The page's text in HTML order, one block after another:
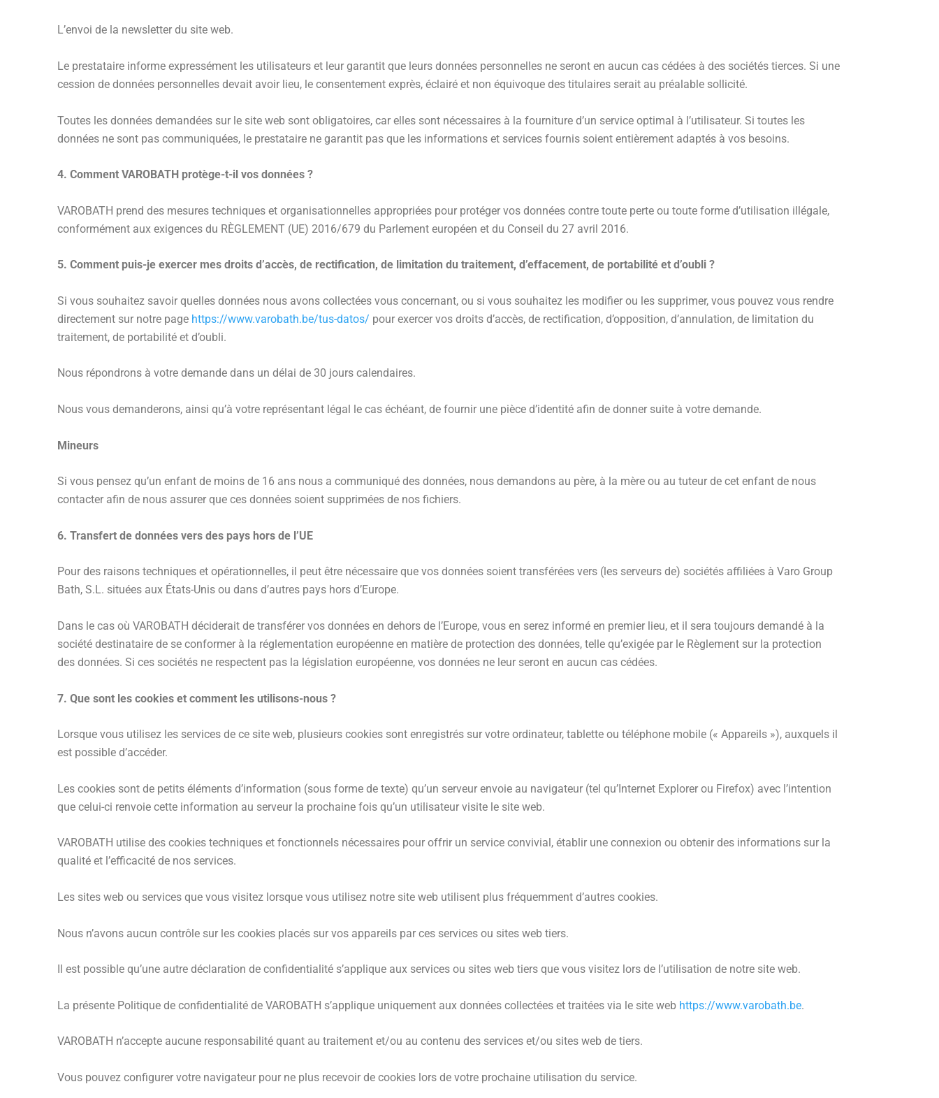
L’envoi de la newsletter du site web.
Le prestataire informe expressément les utilisateurs et leur garantit que leurs données personnelles ne seront en aucun cas cédées à des sociétés tierces. Si une
cession de données personnelles devait avoir lieu, le consentement exprès, éclairé et non équivoque des titulaires serait au préalable sollicité.
Toutes les données demandées sur le site web sont obligatoires, car elles sont nécessaires à la fourniture d’un service optimal à l’utilisateur. Si toutes les
données ne sont pas communiquées, le prestataire ne garantit pas que les informations et services fournis soient entièrement adaptés à vos besoins.
4. Comment VAROBATH protège-t-il vos données ?
VAROBATH prend des mesures techniques et organisationnelles appropriées pour protéger vos données contre toute perte ou toute forme d’utilisation illégale,
conformément aux exigences du RÈGLEMENT (UE) 2016/679 du Parlement européen et du Conseil du 27 avril 2016.
5. Comment puis-je exercer mes droits d’accès, de rectification, de limitation du traitement, d’effacement, de portabilité et d’oubli ?
Si vous souhaitez savoir quelles données nous avons collectées vous concernant, ou si vous souhaitez les modifier ou les supprimer, vous pouvez vous rendre
directement sur notre page https://www.varobath.be/tus-datos/ pour exercer vos droits d’accès, de rectification, d’opposition, d’annulation, de limitation du
traitement, de portabilité et d’oubli.
Nous répondrons à votre demande dans un délai de 30 jours calendaires.
Nous vous demanderons, ainsi qu’à votre représentant légal le cas échéant, de fournir une pièce d’identité afin de donner suite à votre demande.
Mineurs
Si vous pensez qu’un enfant de moins de 16 ans nous a communiqué des données, nous demandons au père, à la mère ou au tuteur de cet enfant de nous
contacter afin de nous assurer que ces données soient supprimées de nos fichiers.
6. Transfert de données vers des pays hors de l’UE
Pour des raisons techniques et opérationnelles, il peut être nécessaire que vos données soient transférées vers (les serveurs de) sociétés affiliées à Varo Group
Bath, S.L. situées aux États-Unis ou dans d’autres pays hors d’Europe.
Dans le cas où VAROBATH déciderait de transférer vos données en dehors de l’Europe, vous en serez informé en premier lieu, et il sera toujours demandé à la
société destinataire de se conformer à la réglementation européenne en matière de protection des données, telle qu’exigée par le Règlement sur la protection
des données. Si ces sociétés ne respectent pas la législation européenne, vos données ne leur seront en aucun cas cédées.
7. Que sont les cookies et comment les utilisons-nous ?
Lorsque vous utilisez les services de ce site web, plusieurs cookies sont enregistrés sur votre ordinateur, tablette ou téléphone mobile (« Appareils »), auxquels il
est possible d’accéder.
Les cookies sont de petits éléments d’information (sous forme de texte) qu’un serveur envoie au navigateur (tel qu’Internet Explorer ou Firefox) avec l’intention
que celui-ci renvoie cette information au serveur la prochaine fois qu’un utilisateur visite le site web.
VAROBATH utilise des cookies techniques et fonctionnels nécessaires pour offrir un service convivial, établir une connexion ou obtenir des informations sur la
qualité et l’efficacité de nos services.
Les sites web ou services que vous visitez lorsque vous utilisez notre site web utilisent plus fréquemment d’autres cookies.
Nous n’avons aucun contrôle sur les cookies placés sur vos appareils par ces services ou sites web tiers.
Il est possible qu’une autre déclaration de confidentialité s’applique aux services ou sites web tiers que vous visitez lors de l’utilisation de notre site web.
La présente Politique de confidentialité de VAROBATH s’applique uniquement aux données collectées et traitées via le site web https://www.varobath.be.
VAROBATH n’accepte aucune responsabilité quant au traitement et/ou au contenu des services et/ou sites web de tiers.
Vous pouvez configurer votre navigateur pour ne plus recevoir de cookies lors de votre prochaine utilisation du service.